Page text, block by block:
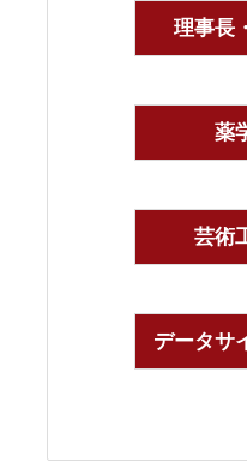
理事長
薬
芸術
データサ